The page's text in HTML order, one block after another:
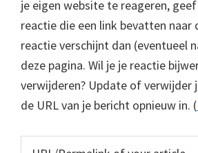
je eigen website te reageren,
reactie die een link bevatten naar
reactie verschijnt dan (eventueel
deze pagina. Wil je je reactie
verwijderen? Update of verwijder
de URL van je bericht opnieuw in. (